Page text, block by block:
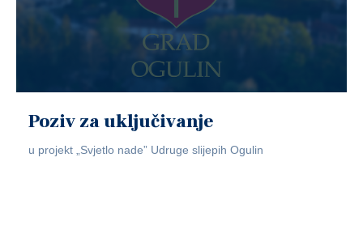
Poziv za uključivanje
u projekt „Svjetlo nade” Udruge slijepih Ogulin